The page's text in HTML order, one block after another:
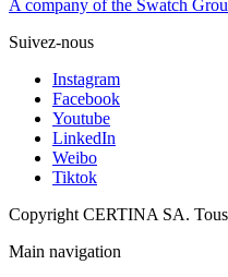
A company of the Swatch
Suivez-nous
Instagram
Facebook
Youtube
LinkedIn
Weibo
Tiktok
Copyright CERTINA SA. Tous
Main navigation